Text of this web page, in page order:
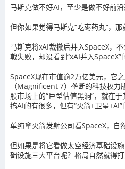
马斯克做不好AI，至少是做不好前沿
但你如果觉得马斯克“吃枣药丸”，那
马斯克将xAI裁撤后并入SpaceX，
戟失败，却没看到“xAI并入SpaceX”
SpaceX现在市值逾2万亿美元，它
（Magnificent 7）垄断的科技权力
股市场上的“巨型估值黑洞”，就在
搞AI的有很多，但有“火箭+卫星+AI”
单纯拿火箭发射公司看SpaceX，自
但如果是将它看做太空经济基础设
础设施三大平台呢？格局自然就得打